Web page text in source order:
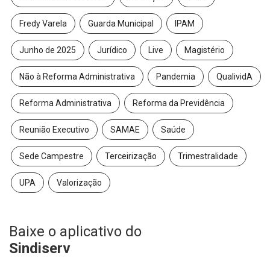
Fredy Varela Guarda Municipal IPAM
Junho de 2025 Jurídico Live Magistério
Não à Reforma Administrativa Pandemia QualividA
Reforma Administrativa Reforma da Previdência
Reunião Executivo SAMAE Saúde
Sede Campestre Terceirização Trimestralidade
UPA Valorização
Baixe o aplicativo do
Sindiserv